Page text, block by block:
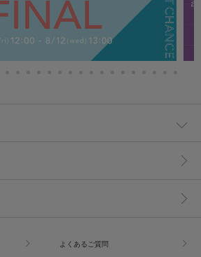
よくあるご質問